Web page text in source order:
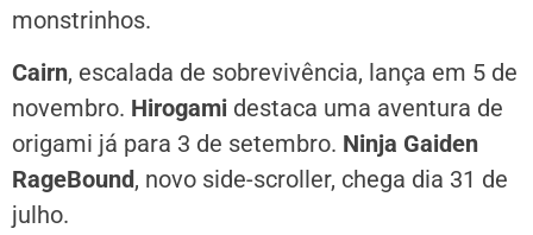
monstrinhos.
Cairn, escalada de sobrevivência, lança em 5 de
novembro. Hirogami destaca uma aventura de
origami já para 3 de setembro. Ninja Gaiden
RageBound, novo side-scroller, chega dia 31 de
julho.